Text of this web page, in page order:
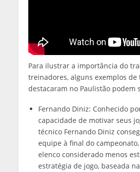
Para ilustrar a importância do
treinadores, alguns exemplos de
destacaram no Paulistão podem
Fernando Diniz: Conhecido
capacidade de motivar seus
técnico Fernando Diniz
equipe à final do
elenco considerado menos
estratégia de jogo, baseada